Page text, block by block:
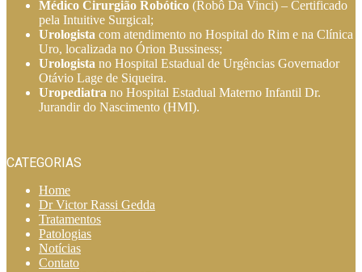
Médico Cirurgião Robótico (Robô Da Vinci) – Certificado
pela Intuitive Surgical;
Urologista com atendimento no Hospital do Rim e na Clínica
Uro, localizada no Órion Bussiness;
Urologista no Hospital Estadual de Urgências Governador
Otávio Lage de Siqueira.
Uropediatra no Hospital Estadual Materno Infantil Dr.
Jurandir do Nascimento (HMI).
CATEGORIAS
Home
Dr Victor Rassi Gedda
Tratamentos
Patologias
Notícias
Contato